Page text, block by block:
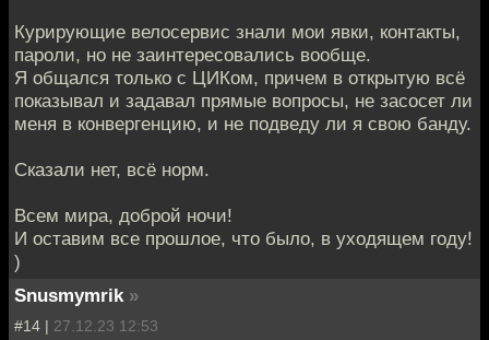
Курирующие велосервис знали мои явки, контакты,
пароли, но не заинтересовались вообще.
Я общался только с ЦИКом, причем в открытую всё
показывал и задавал прямые вопросы, не засосет ли
меня в конвергенцию, и не подведу ли я свою банду.
Сказали нет, всё норм.
Всем мира, доброй ночи!
И оставим все прошлое, что было, в уходящем году!
)
Snusmymrik »
#14 | 27.12.23 12:53